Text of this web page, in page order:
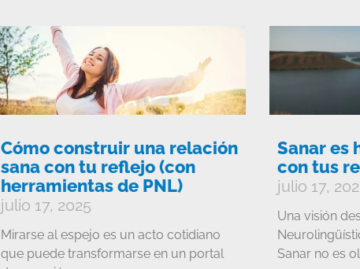
Cómo construir una relación
sana con tu reflejo (con
herramientas de PNL)
julio 17, 2025
Mirarse al espejo es un acto cotidiano
que puede transformarse en un portal
Sanar es
con tus
julio 17,
Una visión
Sanar no es